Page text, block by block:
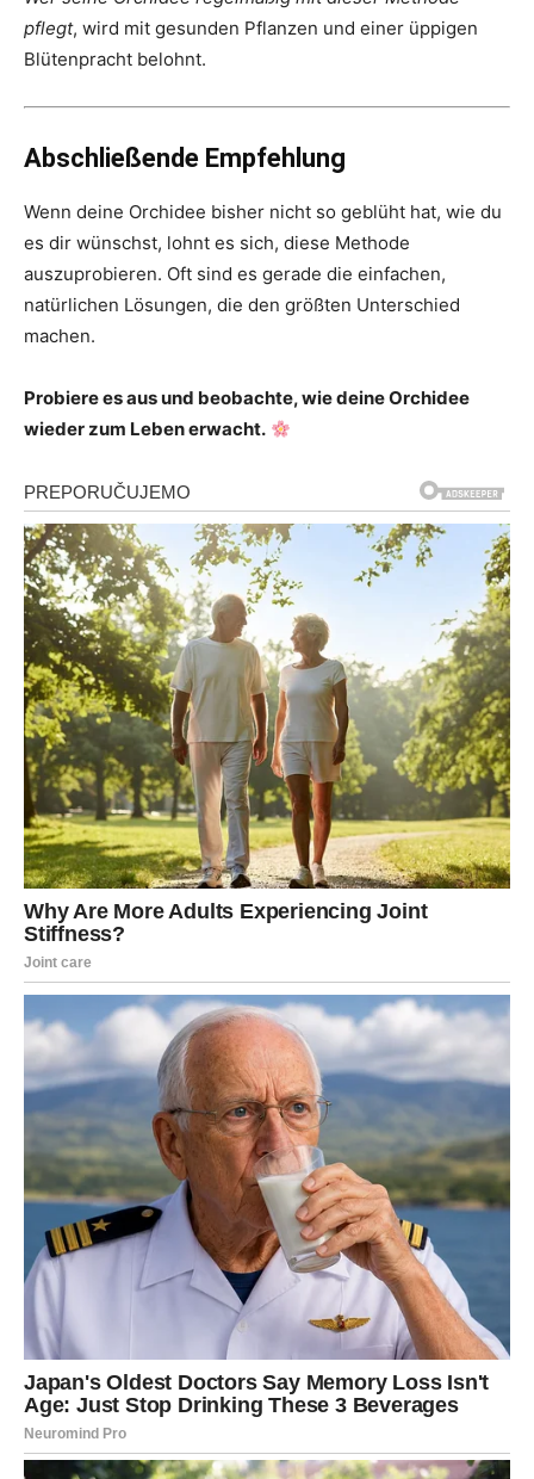
pflegt, wird mit gesunden Pflanzen und einer üppigen
Blütenpracht belohnt.
Abschließende Empfehlung
Wenn deine Orchidee bisher nicht so geblüht hat, wie du
es dir wünschst, lohnt es sich, diese Methode
auszuprobieren. Oft sind es gerade die einfachen,
natürlichen Lösungen, die den größten Unterschied
machen.
Probiere es aus und beobachte, wie deine Orchidee
wieder zum Leben erwacht.